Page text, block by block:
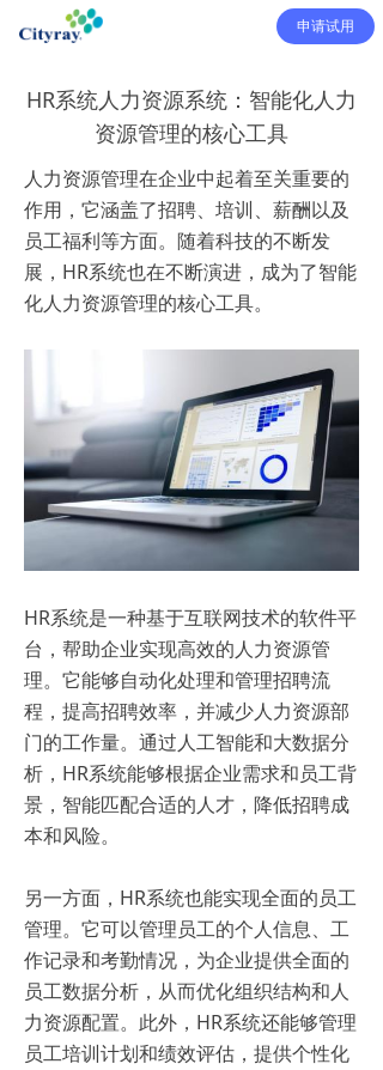
申请试用
HR系统人力资源系统：智能化人力
资源管理的核心工具
人力资源管理在企业中起着至关重要的
作用，它涵盖了招聘、培训、薪酬以及
员工福利等方面。随着科技的不断发
展，HR系统也在不断演进，成为了智能
化人力资源管理的核心工具。
HR系统是一种基于互联网技术的软件平
台，帮助企业实现高效的人力资源管
理。它能够自动化处理和管理招聘流
程，提高招聘效率，并减少人力资源部
门的工作量。通过人工智能和大数据分
析，HR系统能够根据企业需求和员工背
景，智能匹配合适的人才，降低招聘成
本和风险。
另一方面，HR系统也能实现全面的员工
管理。它可以管理员工的个人信息、工
作记录和考勤情况，为企业提供全面的
员工数据分析，从而优化组织结构和人
力资源配置。此外，HR系统还能够管理
员工培训计划和绩效评估，提供个性化